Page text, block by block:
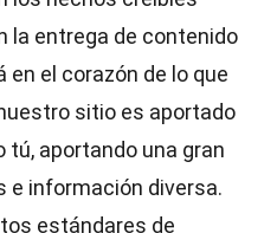
la entrega de contenido
el corazón de lo que
sitio es aportado
tú, aportando una gran
e información diversa.
estándares de